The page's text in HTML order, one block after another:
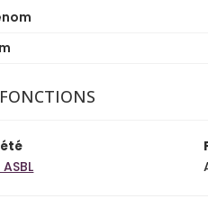
FONCTIONS
ASBL